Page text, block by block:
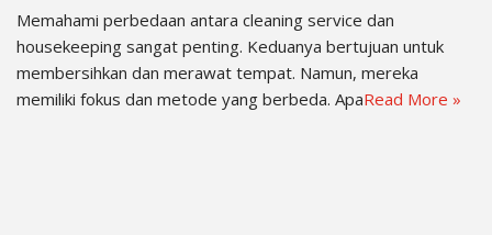
Memahami perbedaan antara cleaning service dan
housekeeping sangat penting. Keduanya bertujuan untuk
membersihkan dan merawat tempat. Namun, mereka
memiliki fokus dan metode yang berbeda. ApaRead More »